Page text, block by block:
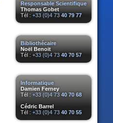
Responsable Scientifique
Thomas Gobet
Tél : +33 (0)4 73 40 79 77
Bibliothécaire
Noël Benoit
Tél : +33 (0)4 73 40 70 57
Informatique
Damien Ferney
Tél : +33 (0)4 73 40 70 68
Cédric Barrel
Tél : +33 (0)4 73 40 70 55